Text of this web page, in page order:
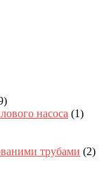
насоса (1)
трубами (2)